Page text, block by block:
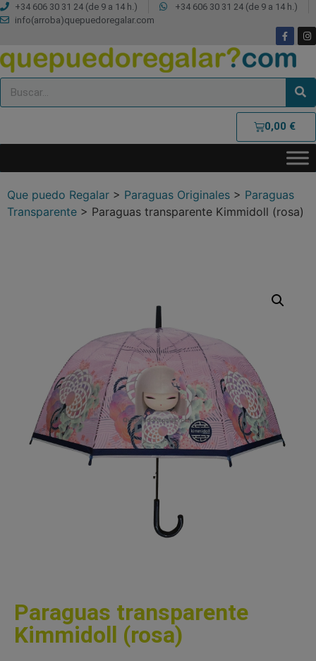
+34 606 30 31 24 (de 9 a 14 h.)
+34 606 30 31 24 (de 9 a 14 h.)
info(arroba)quepuedoregalar.com
0,00 €
Que puedo Regalar > Paraguas Originales > Paraguas
Transparente > Paraguas transparente Kimmidoll (rosa)
Paraguas transparente
Kimmidoll (rosa)